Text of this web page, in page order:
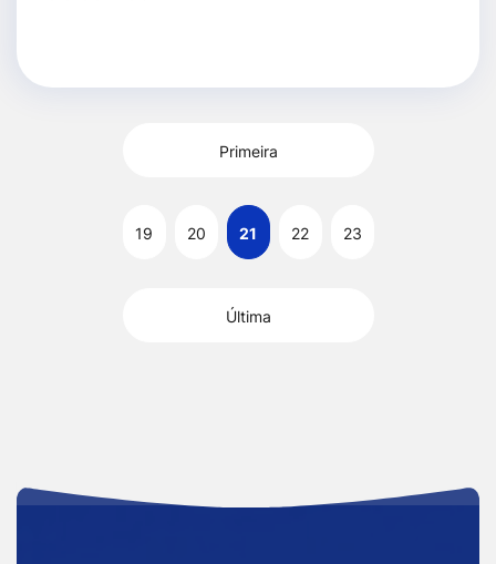
Primeira
19 20 21 22 23
Última